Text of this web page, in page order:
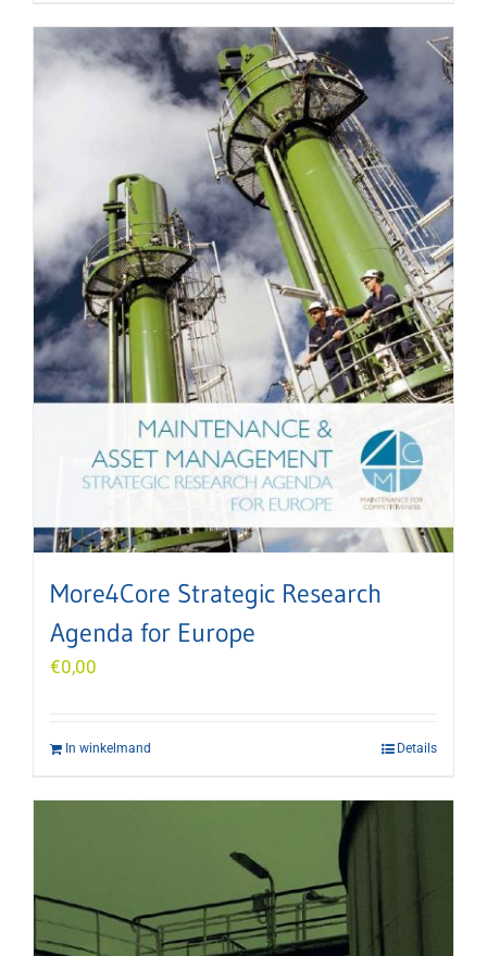
More4Core Strategic Research
Agenda for Europe
€0,00
In winkelmand Details